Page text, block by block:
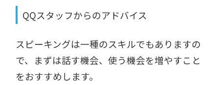
QQスタッフからのアドバイス
スピーキングは一種のスキルでもありますの
で、まずは話す機会、使う機会を増やすこと
をおすすめします。